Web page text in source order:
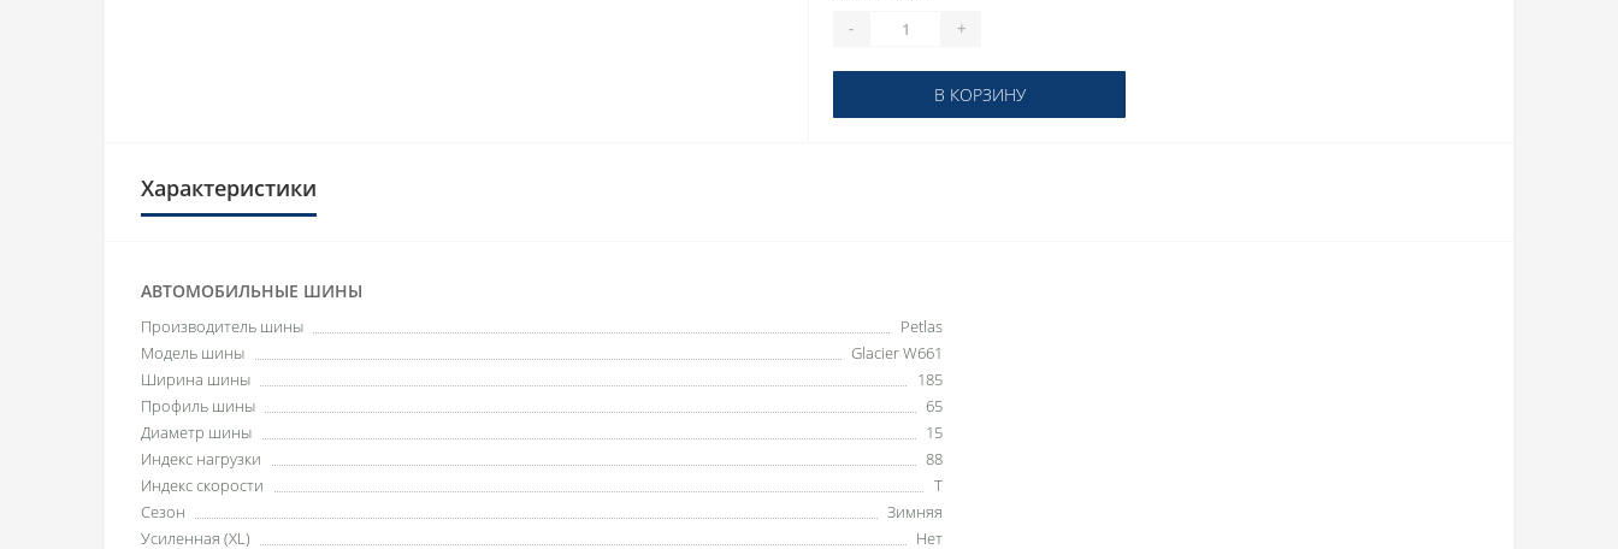
- +
В КОРЗИНУ
Характеристики
АВТОМОБИЛЬНЫЕ ШИНЫ
Производитель шины
Petlas
Модель шины
Glacier W661
Ширина шины
185
Профиль шины
65
Диаметр шины
15
Индекс нагрузки
88
Индекс скорости
T
Сезон
Зимняя
Усиленная (XL)
Нет